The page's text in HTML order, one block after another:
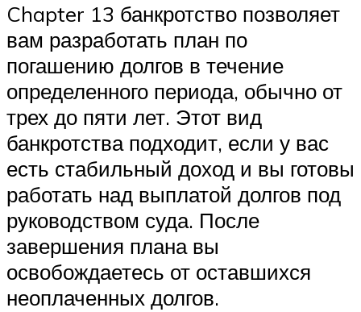
Chapter 13 банкротство позволяет
вам разработать план по
погашению долгов в течение
определенного периода, обычно от
трех до пяти лет. Этот вид
банкротства подходит, если у вас
есть стабильный доход и вы готовы
работать над выплатой долгов под
руководством суда. После
завершения плана вы
освобождаетесь от оставшихся
неоплаченных долгов.